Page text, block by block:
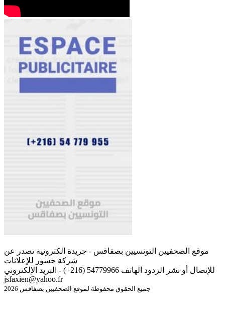
موقع الصحفيين التونسيين بصفاقس - جريدة الكترونية تصدر عن
شركة جسور للإعلانات
للإتصال أو نشر الردود الهاتف 54779966 (216+) - البريد الإلكتروني
jsfaxien@yahoo.fr
جميع الحقوق محفوظة لموقع الصحفيين بصفاقس 2026